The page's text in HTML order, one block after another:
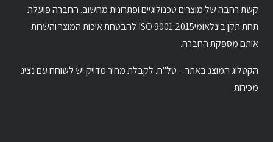
קשת רחבה של מוצרים טכנולוגיים ופתרונות מחשוב. החברה פועלת
תחת תקן בינלאומיISO 9001:2015 להבטחת איכות המוצר והשרות
אותם מספקת החברה.
הקטלוג המוצג באתר – טל"ח. לקבלת מחיר מדויק יש לשוחח עם נציג
מכירות.